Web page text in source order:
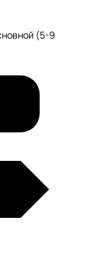
(5-9